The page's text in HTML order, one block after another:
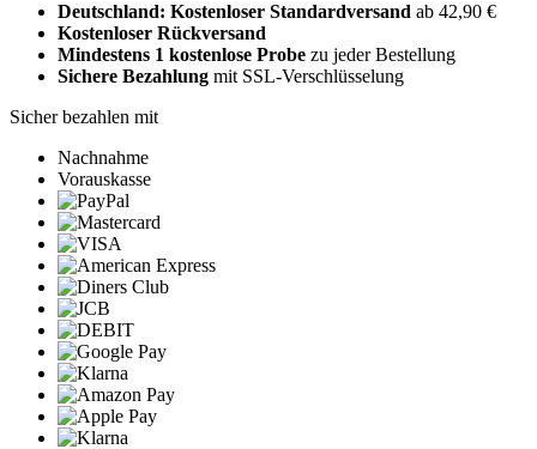
Deutschland: Kostenloser Standardversand ab 42,90 €
Kostenloser Rückversand
Mindestens 1 kostenlose Probe zu jeder Bestellung
Sichere Bezahlung mit SSL-Verschlüsselung
Sicher bezahlen mit
Nachnahme
Vorauskasse